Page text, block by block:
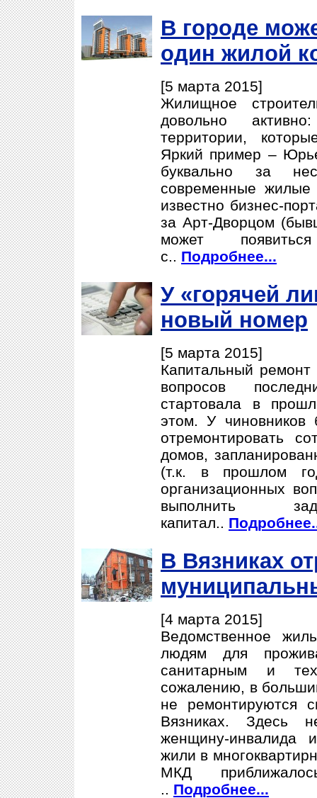
В городе
один жилой
[5 марта 2015]
Жилищное
довольно
территории,
Яркий пример –
буквально за
современные
известно бизнес-
за Арт-Дворцом
может
с.. Подробнее...
У «горячей
новый номер
[5 марта 2015]
Капитальный
вопросов
стартовала в
этом. У чиновников
отремонтировать
домов,
(т.к. в прошлом
организационных
выполнить
капитал..
В Вязниках
[4 марта 2015]
Ведомственное
людям для
санитарным и
сожалению, в
не ремонтируются
Вязниках. Здесь
женщину-инвалида
жили в
МКД
.. Подробнее...